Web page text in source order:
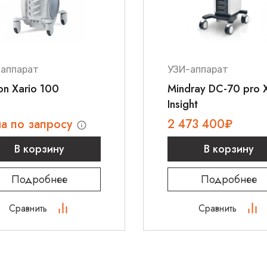
Doppler
Надежность и
Healthcare
Как
4D
заказу в нашем
оборудование от
Для уточнения
специалистами по
Xario 100
по запросу
В корзину
Подробнее
Сравнить
УЗИ-аппарат
Mindray DC-70 pro
Insight
2 473 400₽
В корзину
Подробнее
Сравнить